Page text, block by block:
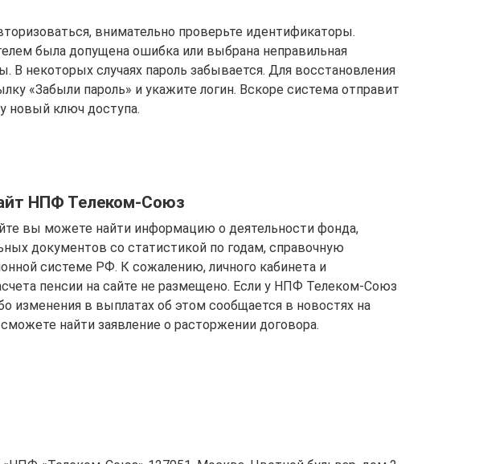
внимательно проверьте идентификаторы.
была допущена ошибка или выбрана неправильная
В некоторых случаях пароль забывается. Для восстановления
«Забыли пароль» и укажите логин. Вскоре система отправит
новый ключ доступа.
НПФ Телеком-Союз
вы можете найти информацию о деятельности фонда,
документов со статистикой по годам, справочную
системе РФ. К сожалению, личного кабинета и
пенсии на сайте не размещено. Если у НПФ Телеком-Союз
изменения в выплатах об этом сообщается в новостях на
найти заявление о расторжении договора.